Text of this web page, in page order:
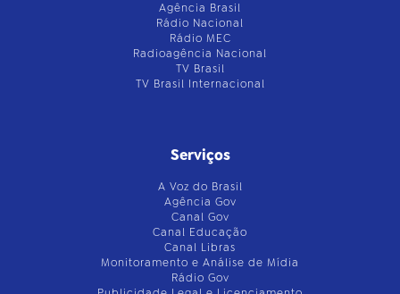
Agência Brasil
Rádio Nacional
Rádio MEC
Radioagência Nacional
TV Brasil
TV Brasil Internacional
Serviços
A Voz do Brasil
Agência Gov
Canal Gov
Canal Educação
Canal Libras
Monitoramento e Análise de Mídia
Rádio Gov